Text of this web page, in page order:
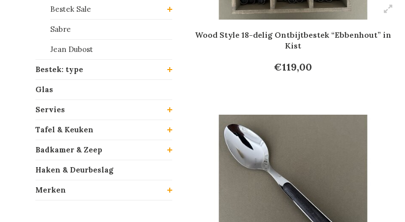
Bestek Sale
Sabre
Jean Dubost
Bestek: type
Glas
Servies
Tafel & Keuken
Badkamer & Zeep
Haken & Deurbeslag
Merken
Wood Style 18-delig Ontbijtbestek “Ebbenhout” in
Kist
€119,00